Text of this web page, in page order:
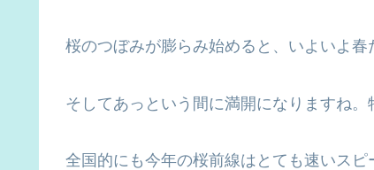
桜のつぼみが膨らみ始めると、いよいよ春
そしてあっという間に満開になりますね。
全国的にも今年の桜前線はとても速いスピ